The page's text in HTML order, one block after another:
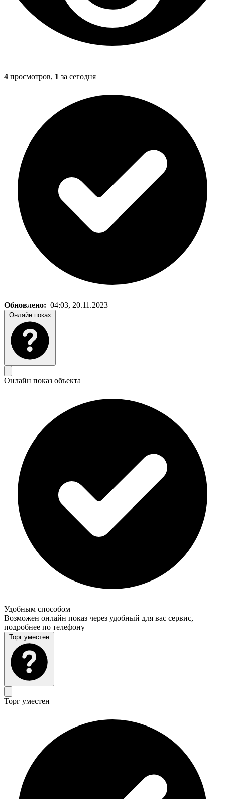
4 просмотров, 1 за сегодня
Обновлено: 04:03, 20.11.2023
Онлайн показ
Онлайн показ объекта
Удобным способом
Возможен онлайн показ через удобный для вас сервис,
подробнее по телефону
Торг уместен
Торг уместен